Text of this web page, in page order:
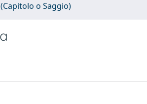
o Saggio)